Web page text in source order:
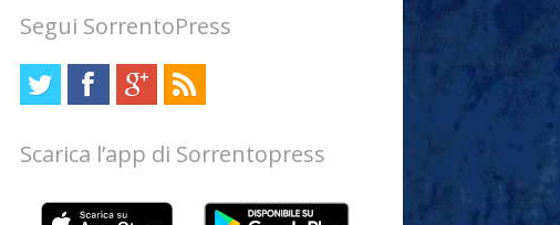
Segui SorrentoPress
Scarica l’app di Sorrentopress